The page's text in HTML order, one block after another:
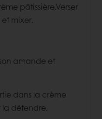
pâtissière.Verser
mixer.
amande et
dans la crème
la détendre.